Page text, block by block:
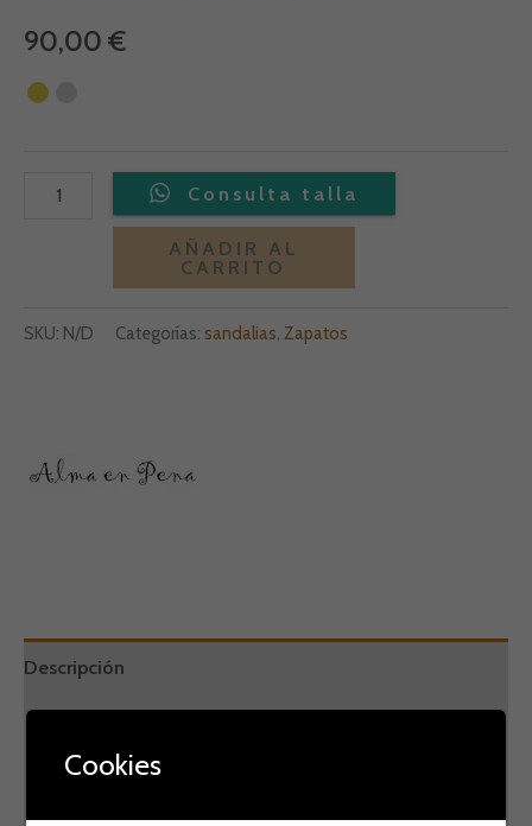
90,00 €
AÑADIR AL
CARRITO
SKU: N/D Categorías: sandalias, Zapatos
Descripción
Información adicional
MarcaCookies